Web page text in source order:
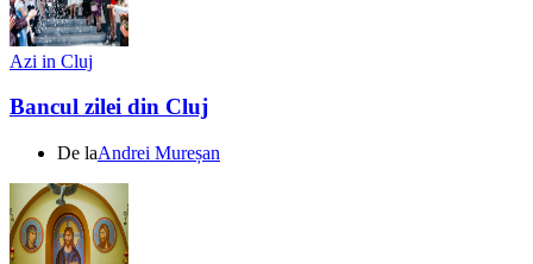
Azi in Cluj
Bancul zilei din Cluj
De laAndrei Mureșan